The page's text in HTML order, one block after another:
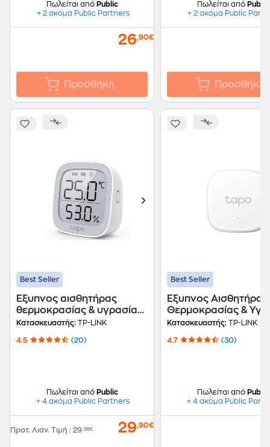
Πωλείται από Public
+ 2 ακόμα Public Partners
26,90€
Προσθήκη
Πωλείται από Public
+ 2 ακόμα Public
Προσθήκη
Best Seller
Έξυπνος αισθητήρας
θερμοκρασίας & υγρασίας
Tp-Link Tapo T315 - Λευκό
Κατασκευαστής: TP-LINK
4.5 (20)
Πωλείται από Public
+ 4 ακόμα Public Partners
Προτ. Λιαν. Τιμή : 29,98€ 29,90€
Best Seller
Έξυπνος Αισθητήρας
Θερμοκρασίας &
TP-Link Tapo T310 -
Κατασκευαστής: TP-LINK
4.7 (30)
Πωλείται από Public
+ 4 ακόμα Public